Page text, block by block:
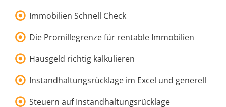
Immobilien Schnell Check
Die Promillegrenze für rentable Immobilien
Hausgeld richtig kalkulieren
Instandhaltungsrücklage im Excel und generell
Steuern auf Instandhaltungsrücklage